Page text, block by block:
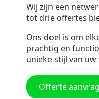
Wij zijn een
tot drie offertes
Ons doel is om
prachtig en
unieke stijl van
Offerte